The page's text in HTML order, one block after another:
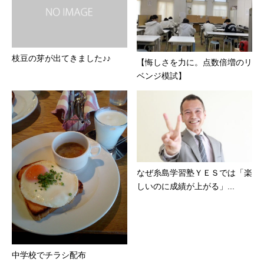
枝豆の芽が出てきました♪♪
【悔しさを力に。点数倍増のリ
ベンジ模試】
中学校でチラシ配布
なぜ糸島学習塾ＹＥＳでは「楽
しいのに成績が上がる」...